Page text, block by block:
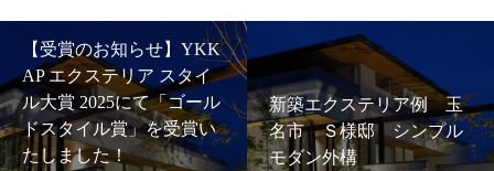
【受賞のお知らせ】YKK
AP エクステリア スタイ
ル大賞 2025にて「ゴール
ドスタイル賞」を受賞い
たしました！
新築エクステリア例 玉
名市 Ｓ様邸 シンプル
モダン外構